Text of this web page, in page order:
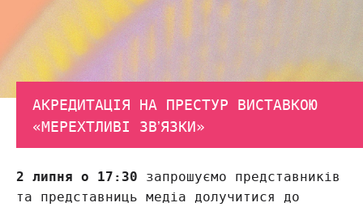
АКРЕДИТАЦІЯ НА ПРЕСТУР ВИСТАВКОЮ
«МЕРЕХТЛИВІ ЗВʼЯЗКИ»
2 липня о 17:30 запрошуємо представників
та представниць медіа долучитися до